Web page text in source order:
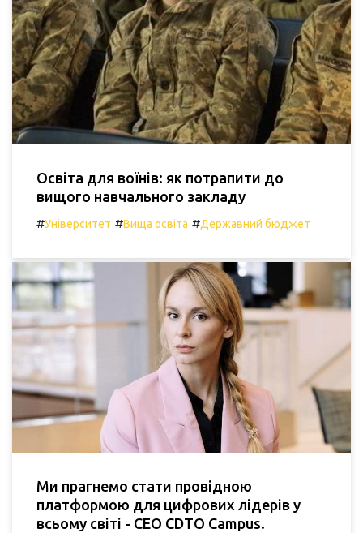
Освіта для воїнів: як потрапити до
вищого навчального закладу
#Університет #Вища освіта #Державний бюджет
Ми прагнемо стати провідною
платформою для цифрових лідерів у
всьому світі - CEO CDTO Campus.